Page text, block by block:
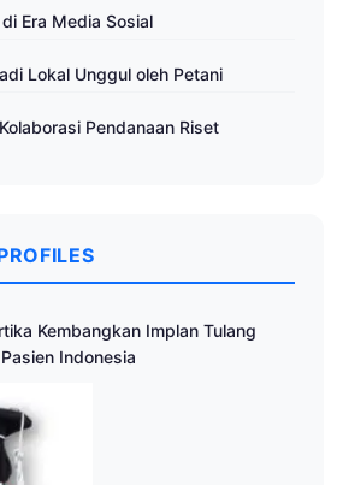
Era Media Sosial
Lokal Unggul oleh Petani
Pendanaan Riset
Kembangkan Implan Tulang
Indonesia